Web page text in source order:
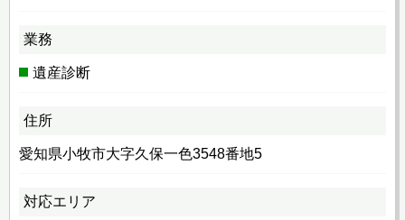
業務
遺産診断
住所
愛知県小牧市大字久保一色3548番地5
対応エリア